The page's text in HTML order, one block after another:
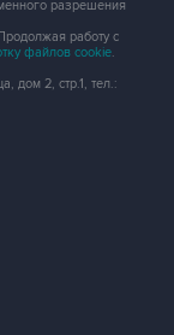
разрешения
работу с
файлов cookie.
дом 2, стр.1, тел.: